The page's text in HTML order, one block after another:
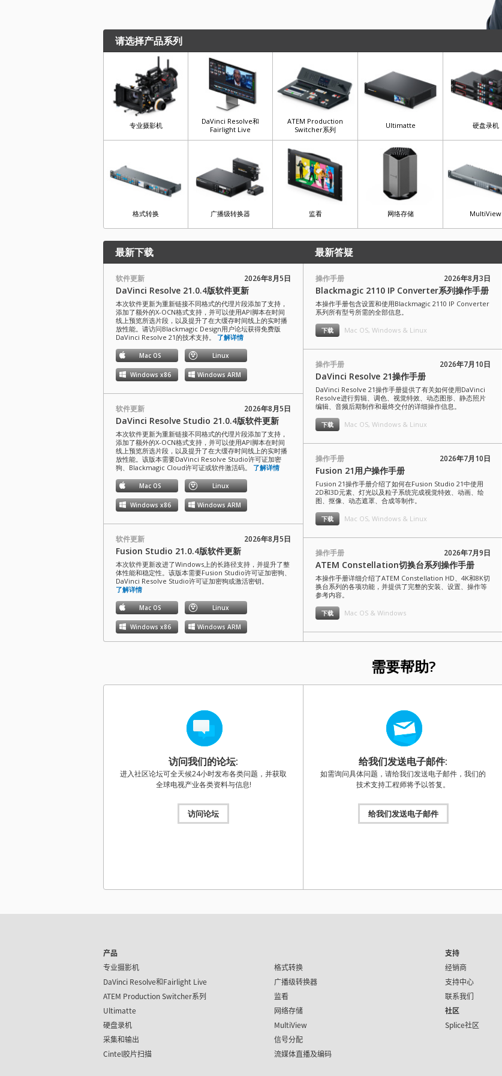
请选择产品系列
专业摄影机
DaVinci Resolve和
Fairlight Live
ATEM Production
Switcher系列
Ultimatte 硬盘录机
格式转换 广播级转换器 监看 网络存储 MultiView
最新下载 最新答疑
软件更新 2026年8月5日
DaVinci Resolve 21.0.4版软件更新
本次软件更新为重新链接不同格式的代理片段添加了支持，
添加了额外的X-OCN格式支持，并可以使用API脚本在时间
线上预览所选片段，以及提升了在大缓存时间线上的实时播
放性能。请访问Blackmagic Design用户论坛获得免费版
DaVinci Resolve 21的技术支持。
了解详情
Mac OS Linux
Windows x86 Windows ARM
软件更新 2026年8月5日
DaVinci Resolve Studio 21.0.4版软件更新
本次软件更新为重新链接不同格式的代理片段添加了支持，
添加了额外的X-OCN格式支持，并可以使用API脚本在时间
线上预览所选片段，以及提升了在大缓存时间线上的实时播
放性能。该版本需要DaVinci Resolve Studio许可证加密
狗、Blackmagic Cloud许可证或软件激活码。
了解详情
Mac OS Linux
Windows x86 Windows ARM
软件更新 2026年8月5日
Fusion Studio 21.0.4版软件更新
本次软件更新改进了Windows上的长路径支持，并提升了整
体性能和稳定性。该版本需要Fusion Studio许可证加密狗、
DaVinci Resolve Studio许可证加密狗或激活密钥。
了解详情
Mac OS Linux
Windows x86 Windows ARM
本次软件更新为新款Blackmagic SDI Expander 8x12G添加
Windows x86
Blackmagic Camera 10.2.1
本次软件更新对Blackmagic URSA Broadcast G2上的
H.265和H.264录制和播放功能进行了提升。 了解详情
本次软件更新为重新调整变速和帧曲线添加新的缓入缓出模
PSD导入。请访问Blackmagic Design用户论坛获得免费版
DaVinci Resolve 21的技术支持。
Mac OS
Windows x86
软件更新 2026年7月22日
DaVinci Resolve Studio 21.0.3版软件更新
操作手册 2026年8月3日
Blackmagic 2110 IP Converter系列操作手册
本操作手册包含设置和使用Blackmagic 2110 IP Converter
系列所有型号所需的全部信息。
下载 Mac OS, Windows & Linux
操作手册 2026年7月10日
DaVinci Resolve 21操作手册
DaVinci Resolve 21操作手册提供了有关如何使用DaVinci
Resolve进行剪辑、调色、视觉特效、动态图形、静态照片
编辑、音频后期制作和最终交付的详细操作信息。
下载 Mac OS, Windows & Linux
操作手册 2026年7月10日
Fusion 21用户操作手册
Fusion 21操作手册介绍了如何在Fusion Studio 21中使用
2D和3D元素、灯光以及粒子系统完成视觉特效、动画、绘
图、抠像、动态遮罩、合成等制作。
下载 Mac OS, Windows & Linux
操作手册 2026年7月9日
ATEM Constellation切换台系列操作手册
本操作手册详细介绍了ATEM Constellation HD、4K和8K切
换台系列的各项功能，并提供了完整的安装、设置、操作等
参考内容。
下载 Mac OS & Windows
ATEM Television Studio切换台系列操作手册
本操作手册详细介绍了ATEM Television Studio HD8和
本操作手册详细介绍了ATEM Mini的各项功能，并提供了完
整的安装、设置、操作等参考内容。
2026年7月9日
操作手册 2026年7月9日
2026年6月3日
本操作手册包含新品Blackmagic PYXIS 摄影机设置和使用
下载
需要帮助?
访问我们的论坛:
进入社区论坛可全天候24小时发布各类问题，并获取
全球电视产业各类资料与信息!
访问论坛
给我们发送电子邮件:
如需询问具体问题，请给我们发送电子邮件，我们的
技术支持工程师将予以答复。
给我们发送电子邮件
产品
专业摄影机
DaVinci Resolve和Fairlight Live
ATEM Production Switcher系列
Ultimatte
硬盘录机
采集和输出
Cintel胶片扫描
格式转换
广播级转换器
监看
网络存储
MultiView
信号分配
流媒体直播及编码
支持
经销商
支持中心
联系我们
社区
Splice社区